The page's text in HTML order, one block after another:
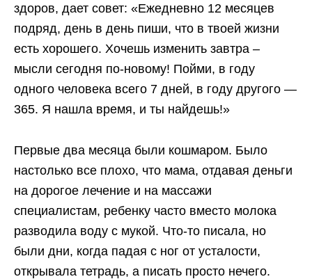
здоров, дает совет: «Ежедневно 12 месяцев
подряд, день в день пиши, что в твоей жизни
есть хорошего. Хочешь изменить завтра –
мысли сегодня по-новому! Пойми, в году
одного человека всего 7 дней, в году другого —
365. Я нашла время, и ты найдешь!»
Первые два месяца были кошмаром. Было
настолько все плохо, что мама, отдавая деньги
на дорогое лечение и на массажи
специалистам, ребенку часто вместо молока
разводила воду с мукой. Что-то писала, но
были дни, когда падая с ног от усталости,
открывала тетрадь, а писать просто нечего.